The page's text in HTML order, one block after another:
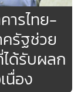
ารไทย-
รัฐช่วย
ได้รับผลก
นื่อง